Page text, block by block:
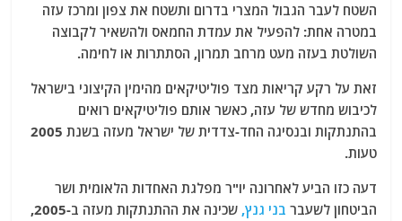
השטח לעבר הגבול המצרי בדרום ותשטח את צפון ומרכז עזה
במטרה אחת: להפעיל את עמדת החמאס ולהשאיר לקבוצה
השולטת בעזה מעט מרחב תמרון, הסתתרות או לחימה.
זאת על רקע קריאות מצד פוליטיקאים מהימין הקיצוני בישראל
לכיבוש מחדש של עזה, כאשר אותם פוליטיקאים רואים
בהתנתקות ובנסיגה החד-צדדית של ישראל מעזה בשנת 2005
טעות.
דעה כזו הביע לאחרונה יו"ר מפלגת האחדות הלאומית ושר
הביטחון לשעבר בני גנץ,
שכינה את ההתנתקות מעזה ב-2005,